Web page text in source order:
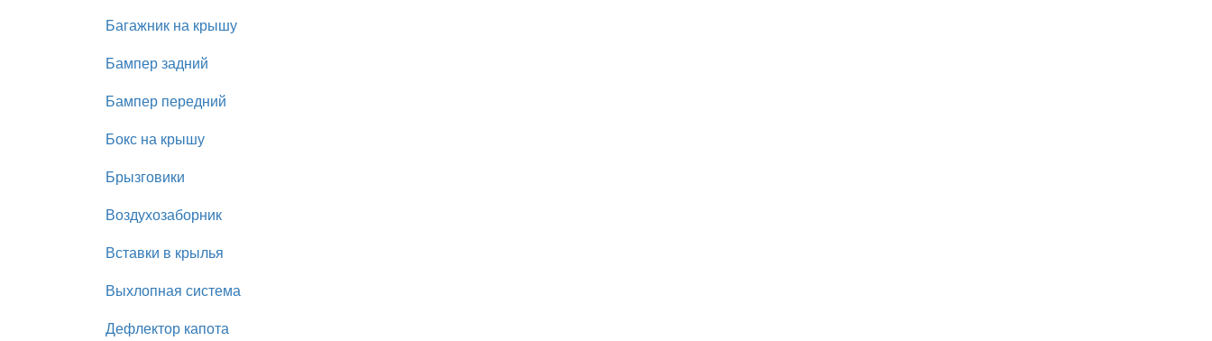
Багажник на крышу
Бампер задний
Бампер передний
Бокс на крышу
Брызговики
Воздухозаборник
Вставки в крылья
Выхлопная система
Дефлектор капота